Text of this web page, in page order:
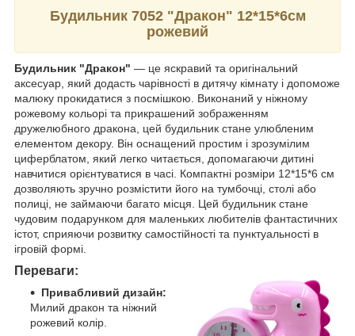
Будильник 7052 "Дракон" 12*15*6см
рожевий
Будильник "Дракон" — це яскравий та оригінальний
аксесуар, який додасть чарівності в дитячу кімнату і допоможе
малюку прокидатися з посмішкою. Виконаний у ніжному
рожевому кольорі та прикрашений зображенням
дружелюбного дракона, цей будильник стане улюбленим
елементом декору. Він оснащений простим і зрозумілим
циферблатом, який легко читається, допомагаючи дитині
навчитися орієнтуватися в часі. Компактні розміри 12*15*6 см
дозволяють зручно розмістити його на тумбочці, столі або
полиці, не займаючи багато місця. Цей будильник стане
чудовим подарунком для маленьких любителів фантастичних
істот, сприяючи розвитку самостійності та пунктуальності в
ігровій формі.
Переваги:
Привабливий дизайн:
Милий дракон та ніжний
рожевий колір.